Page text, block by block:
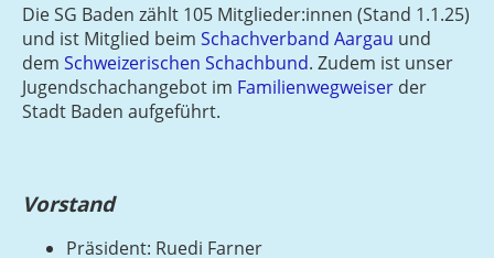
Die SG Baden zählt 105 Mitglieder:innen (Stand 1.1.25)
und ist Mitglied beim Schachverband Aargau und
dem Schweizerischen Schachbund. Zudem ist unser
Jugendschachangebot im Familienwegweiser der
Stadt Baden aufgeführt.
Vorstand
Präsident: Ruedi Farner